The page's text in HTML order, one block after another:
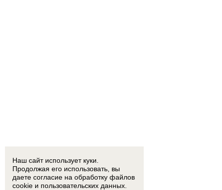
Наш сайт использует куки.
Продолжая его использовать, вы
даете согласие на обработку файлов
cookie и пользовательских данных.